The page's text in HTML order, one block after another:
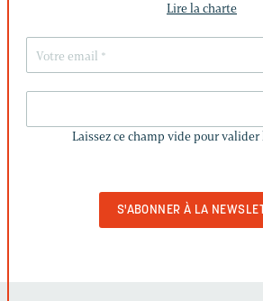
Lire la charte
CHAMP
Laissez ce champ vide pour